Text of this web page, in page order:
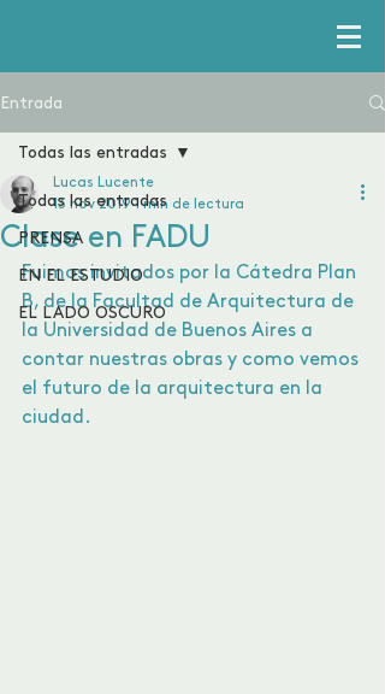
Entrada
Todas las entradas
PRENSA
EN EL ESTUDIO
EL LADO OSCURO
Todas las entradas
Clase en FADU
Lucas Lucente
13 nov 2019 1 min de lectura
Fuimos invitados por la Cátedra Plan
B, de la Facultad de Arquitectura de
la Universidad de Buenos Aires a
contar nuestras obras y como vemos
el futuro de la arquitectura en la
ciudad.